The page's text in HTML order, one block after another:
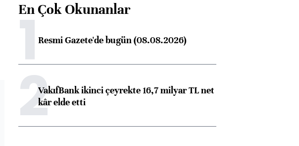
En Çok Okunanlar
1Resmi Gazete'de bugün (08.08.2026)
2VakıfBank ikinci çeyrekte 16,7 milyar TL net
kâr elde etti